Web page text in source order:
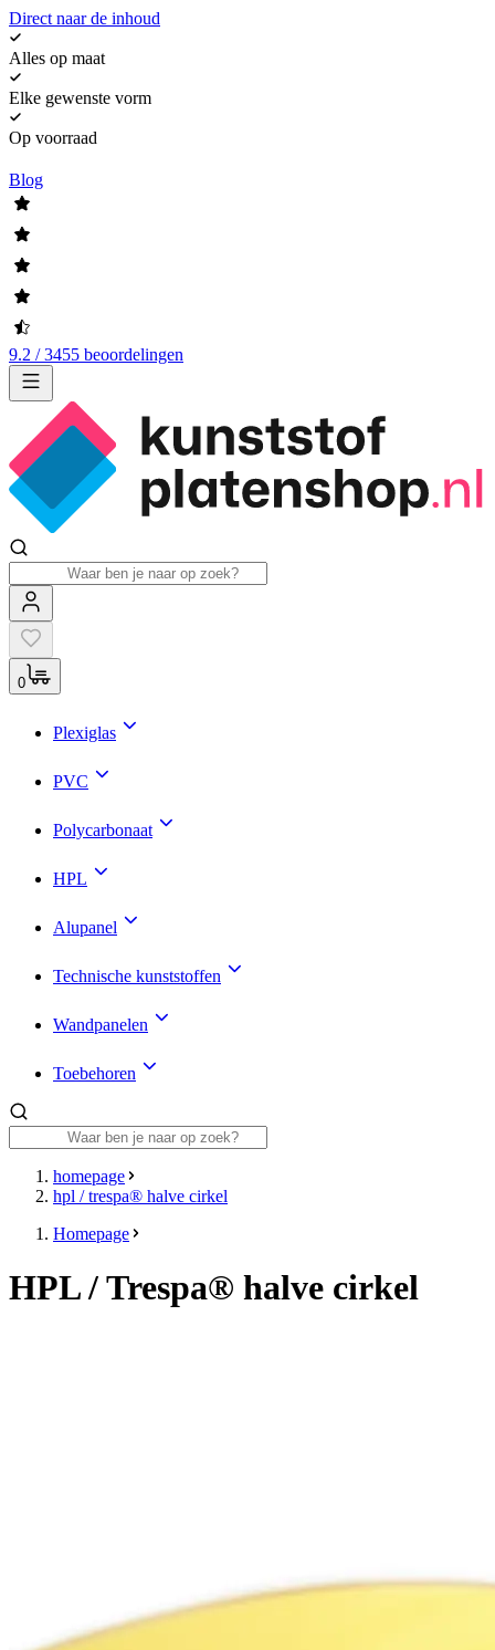
Direct naar de inhoud
Alles op maat
Elke gewenste vorm
Op voorraad
Blog
9.2 / 3455 beoordelingen
0
Plexiglas
PVC
Polycarbonaat
HPL
Alupanel
Technische kunststoffen
Wandpanelen
Toebehoren
homepage
hpl / trespa® halve cirkel
Homepage
HPL / Trespa® halve cirkel